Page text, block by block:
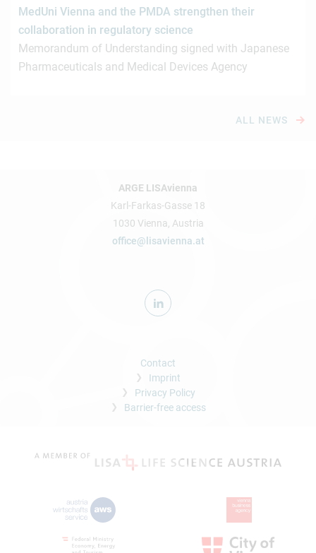
MedUni Vienna and the PMDA strengthen their
collaboration in regulatory science
Memorandum of Understanding signed with Japanese
Pharmaceuticals and Medical Devices Agency
ALL NEWS
ARGE LISAvienna
Karl-Farkas-Gasse 18
1030 Vienna, Austria
office@lisavienna.at
Contact
Imprint
Privacy Policy
Barrier-free access